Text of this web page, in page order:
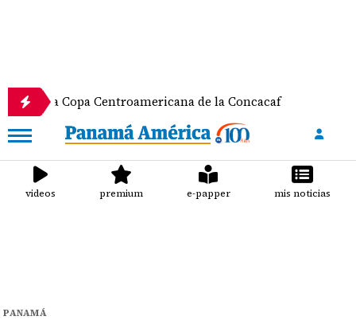
Centroamericana de la Concacaf
videos premium e-papper mis noticias
PANAMÁ